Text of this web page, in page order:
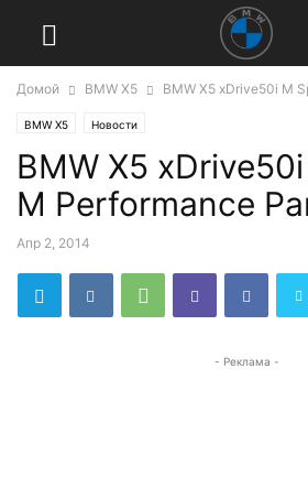
Домой BMW X5 BMW X5 xDrive50i M
BMW X5 Новости
BMW X5
M Performance
Апр 2, 2014
- Реклама -